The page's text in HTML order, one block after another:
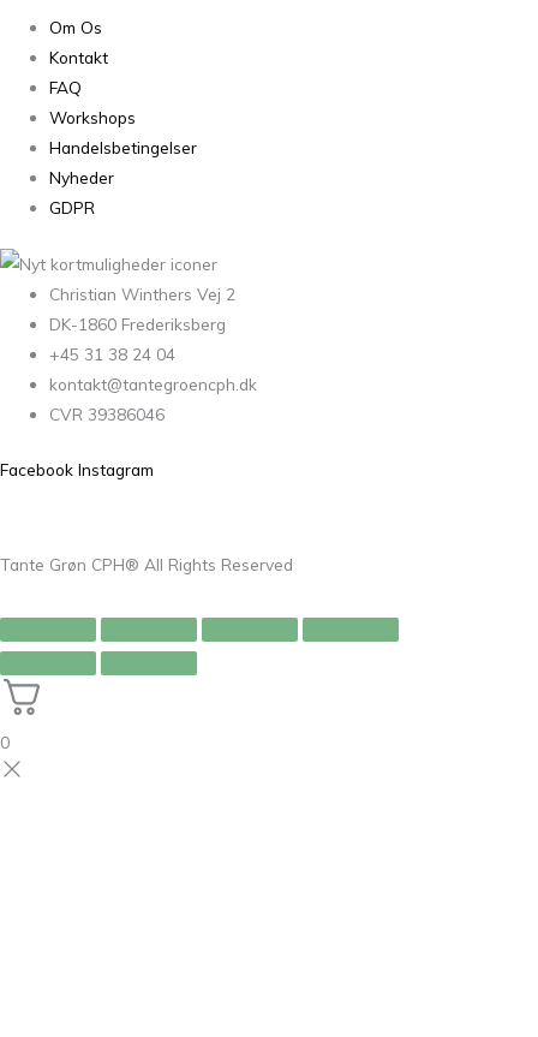
Om Os
Kontakt
FAQ
Workshops
Handelsbetingelser
Nyheder
GDPR
Christian Winthers Vej 2
DK-1860 Frederiksberg
+45 31 38 24 04
kontakt@tantegroencph.dk
CVR 39386046
Facebook Instagram
Tante Grøn CPH® All Rights Reserved
0